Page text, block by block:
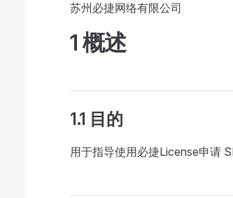
苏州必捷网络有限公司
1 概述
1.1 目的
用于指导使用必捷License申请